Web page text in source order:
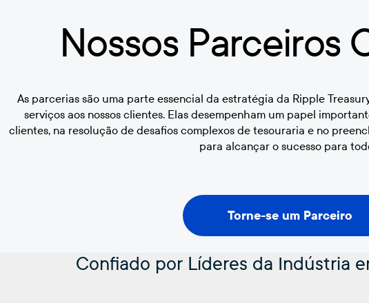
Nossos Parceiros
As parcerias são uma parte essencial da estratégia da Ripple
serviços aos nossos clientes. Elas desempenham um papel
clientes, na resolução de desafios complexos de tesouraria e no
para alcançar o sucesso para
Torne-se um Parceiro
Torne-se um Parceiro
Confiado por Líderes da Indústria